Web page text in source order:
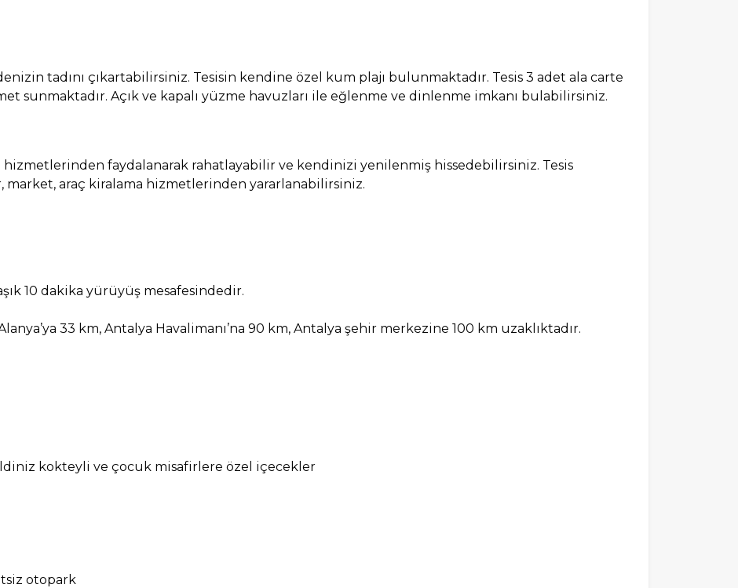
tadını çıkartabilirsiniz. Tesisin kendine özel kum plajı bulunmaktadır. Tesis 3 adet ala carte
sunmaktadır. Açık ve kapalı yüzme havuzları ile eğlenme ve dinlenme imkanı bulabilirsiniz.
hizmetlerinden faydalanarak rahatlayabilir ve kendinizi yenilenmiş hissedebilirsiniz. Tesis
araç kiralama hizmetlerinden yararlanabilirsiniz.
10 dakika yürüyüş mesafesindedir.
33 km, Antalya Havalimanı’na 90 km, Antalya şehir merkezine 100 km uzaklıktadır.
kokteyli ve çocuk misafirlere özel içecekler
otopark